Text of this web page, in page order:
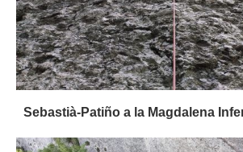
Sebastià-Patiño a la Magdalena